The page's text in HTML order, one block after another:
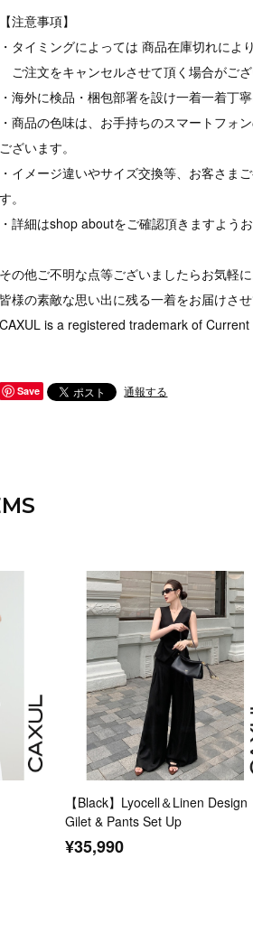
【注意事項】
・タイミングによっては 商品在庫切れにより
ご注文をキャンセルさせて頂く場合がご
・海外に検品・梱包部署を設け一着一着丁
・商品の色味は、お手持ちのスマートフォ
ございます。
・イメージ違いやサイズ交換等、お客さま
す。
・詳細はshop aboutをご確認頂きますよう
その他ご不明な点等ございましたらお気軽
皆様の素敵な思い出に残る一着をお届けさせ
CAXUL is a registered trademark of
Save 通報する
【Black】Lyocell＆Linen Design
Gilet & Pants Set Up
¥35,990